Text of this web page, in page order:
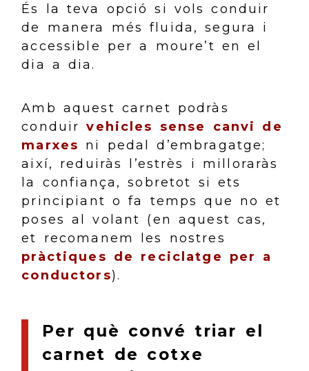
És la teva opció si vols conduir
de manera més fluida, segura i
accessible per a moure’t en el
dia a dia.
Amb aquest carnet podràs
conduir vehicles sense canvi de
marxes ni pedal d’embragatge;
així, reduiràs l’estrès i milloraràs
la confiança, sobretot si ets
principiant o fa temps que no et
poses al volant (en aquest cas,
et recomanem les nostres
pràctiques de reciclatge per a
conductors).
Per què convé triar el
carnet de cotxe